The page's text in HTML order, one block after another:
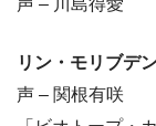
声 – 川島得愛
リン・モリブデ
声 – 関根有咲